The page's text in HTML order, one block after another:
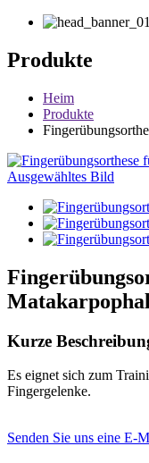
Produkte
Heim
Produkte
Kurze
Es eignet sich zum
Fingergelenke.
Senden Sie uns eine E-